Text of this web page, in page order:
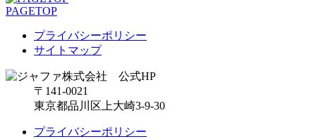
PAGETOP
プライバシーポリシー
サイトマップ
〒141-0021
東京都品川区上大崎3-9-30
プライバシーポリシー